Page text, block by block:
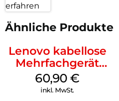
erfahren
Ähnliche Produkte
Lenovo kabellose
Mehrfachgerät
Luna Grey
60,90€
inkl. MwSt.